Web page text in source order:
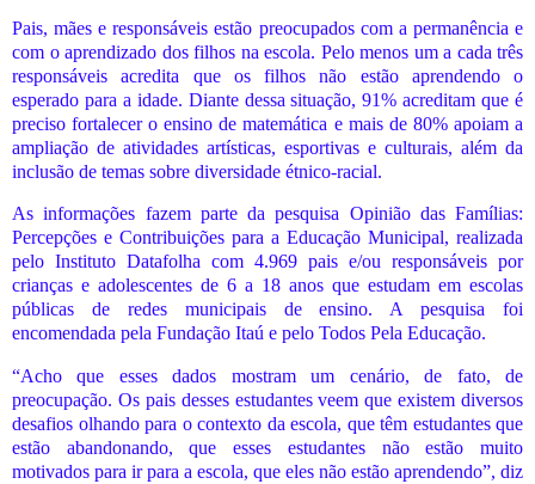
Pais, mães e responsáveis estão preocupados com a permanência e
com o aprendizado dos filhos na escola. Pelo menos um a cada três
responsáveis acredita que os filhos não estão aprendendo o
esperado para a idade. Diante dessa situação, 91% acreditam que é
preciso fortalecer o ensino de matemática e mais de 80% apoiam a
ampliação de atividades artísticas, esportivas e culturais, além da
inclusão de temas sobre diversidade étnico-racial.
As informações fazem parte da pesquisa Opinião das Famílias:
Percepções e Contribuições para a Educação Municipal, realizada
pelo Instituto Datafolha com 4.969 pais e/ou responsáveis por
crianças e adolescentes de 6 a 18 anos que estudam em escolas
públicas de redes municipais de ensino. A pesquisa foi
encomendada pela Fundação Itaú e pelo Todos Pela Educação.
“Acho que esses dados mostram um cenário, de fato, de
preocupação. Os pais desses estudantes veem que existem diversos
desafios olhando para o contexto da escola, que têm estudantes que
estão abandonando, que esses estudantes não estão muito
motivados para ir para a escola, que eles não estão aprendendo”, diz